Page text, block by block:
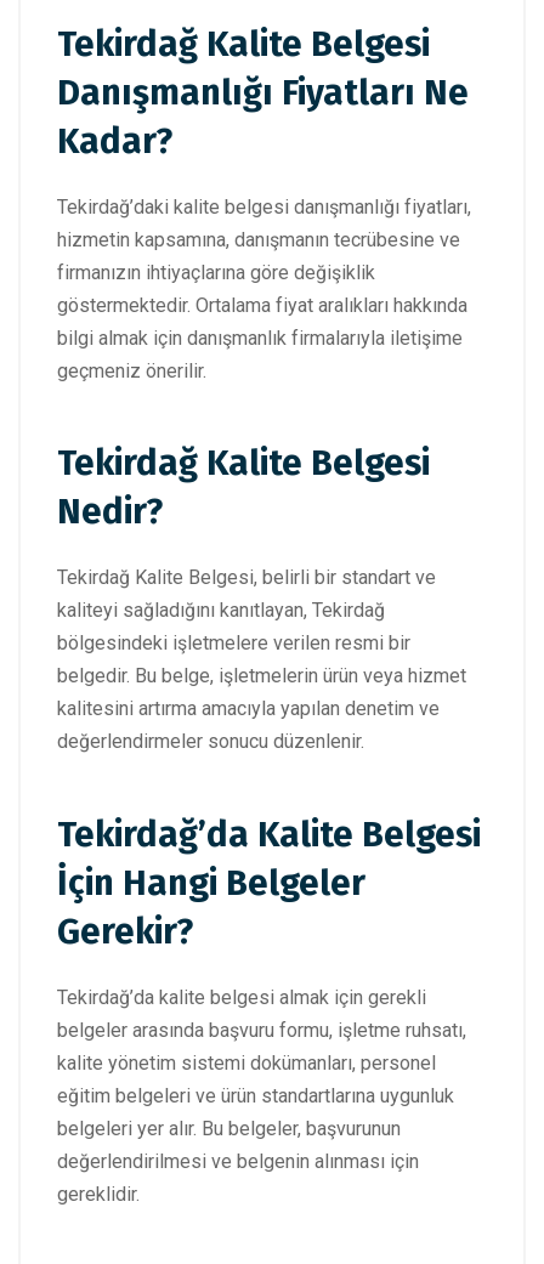
Tekirdağ Kalite Belgesi
Danışmanlığı Fiyatları Ne
Kadar?
Tekirdağ’daki kalite belgesi danışmanlığı fiyatları,
hizmetin kapsamına, danışmanın tecrübesine ve
firmanızın ihtiyaçlarına göre değişiklik
göstermektedir. Ortalama fiyat aralıkları hakkında
bilgi almak için danışmanlık firmalarıyla iletişime
geçmeniz önerilir.
Tekirdağ Kalite Belgesi
Nedir?
Tekirdağ Kalite Belgesi, belirli bir standart ve
kaliteyi sağladığını kanıtlayan, Tekirdağ
bölgesindeki işletmelere verilen resmi bir
belgedir. Bu belge, işletmelerin ürün veya hizmet
kalitesini artırma amacıyla yapılan denetim ve
değerlendirmeler sonucu düzenlenir.
Tekirdağ’da Kalite Belgesi
İçin Hangi Belgeler
Gerekir?
Tekirdağ’da kalite belgesi almak için gerekli
belgeler arasında başvuru formu, işletme ruhsatı,
kalite yönetim sistemi dokümanları, personel
eğitim belgeleri ve ürün standartlarına uygunluk
belgeleri yer alır. Bu belgeler, başvurunun
değerlendirilmesi ve belgenin alınması için
gereklidir.